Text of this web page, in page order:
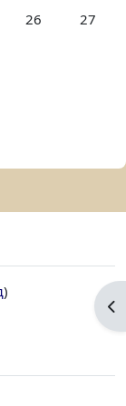
24
пятница
Нет событий,
26 Нет
27
31
)